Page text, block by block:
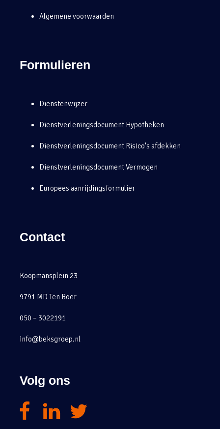
Algemene voorwaarden
Formulieren
Dienstenwijzer
Dienstverleningsdocument Hypotheken
Dienstverleningsdocument Risico's afdekken
Dienstverleningsdocument Vermogen
Europees aanrijdingsformulier
Contact
Koopmansplein 23
9791 MD Ten Boer
050 – 3022191
info@beksgroep.nl
Volg ons